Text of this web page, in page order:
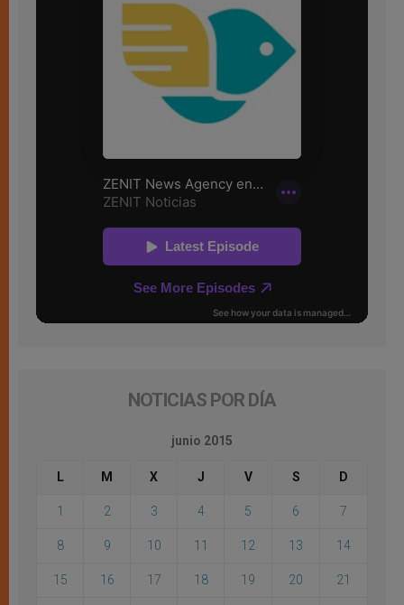
NOTICIAS POR DÍA
junio 2015
L M X J V S D
1 2 3 4 5 6 7
8 9 10 11 12 13 14
15 16 17 18 19 20 21